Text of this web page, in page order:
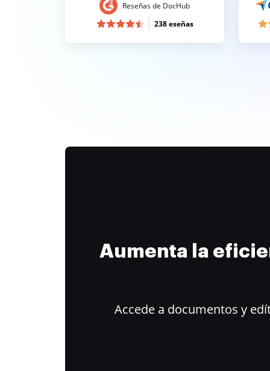
Reseñas de DocHub
238 eseñas
Aumenta la
Accede a documentos y